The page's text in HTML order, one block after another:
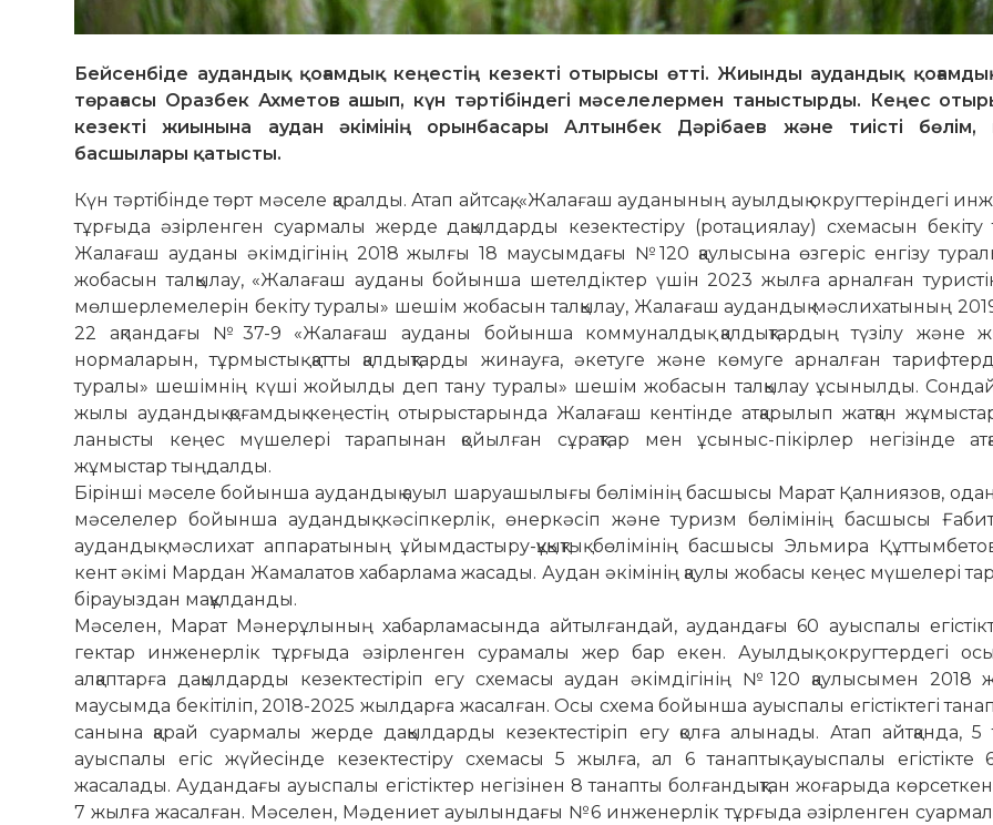
Бейсенбіде аудандық қоғамдық кеңестің кезекті отырысы өтті. Жиынды аудандық
төрағасы Оразбек Ахметов ашып, күн тәртібіндегі мәселелермен таныстырды. Кеңес
кезекті жиынына аудан әкімінің орынбасары Алтынбек Дәрібаев және тиісті бөлім,
басшылары қатысты.
Күн тәртібінде төрт мәселе қаралды. Атап айтсақ, «Жалағаш ауданының ауылдық округтеріндегі
тұр­ғыда әзірленген суармалы жерде да­қыл­­дарды кезектестіру (ротациялау) схемасын бекіту
Жалағаш ау­даны әкімдігінің 2018 жылғы 18 мау­сым­дағы №120 қаулысына өзгеріс ен­гізу
жобасын талқылау, «Жалағаш ауданы бойынша шетелдіктер үшін 2023 жылға арналған
мөлшерлемелерін бекіту туралы» шешім жобасын талқылау, Жалағаш аудандық мәслихатының
22 ақпандағы №37-9 «Жалағаш ауданы бойынша коммуналдық қалдықтардың түзілу және
нормаларын, тұр­мыстық қатты қалдықтарды жинау­ға, әке­туге және көмуге арналған
туралы» шешімнің күші жой­ылды деп тану туралы» шешім жо­басын талқылау ұсынылды.
жылы аудандық қоғамдық кеңестің отырыстарында Жалағаш кен­тінде ат­қа­рылып жатқан
ланысты кеңес мүшелері тарапынан қойылған сұ­рақтар мен ұсыныс-пікір­лер негізінде
жұмыстар тың­дал­ды.
Бірінші мәселе бойынша аудандық ауыл шаруашылығы бөлімінің басшысы Марат Қалниязов, одан
мәселелер бойынша аудандық кәсіпкерлік, өнеркәсіп және туризм бөлімінің басшысы
аудандық мәслихат аппаратының ұйымдастыру-құқықтық бөлімінің бас­шысы Эльмира
кент әкімі Мардан Жамалатов хабарлама жасады. Аудан әкімінің қаулы жобасы кеңес мүшелері
бірауыздан мақұлданды.
Мәселен, Марат Мәнерұлының ха­бар­­­ламасында айтылғандай, аудан­дағы 60 ауыспалы
гектар инженерлік тұрғыда әзірленген сурамалы жер бар екен. Ауылдық округтердегі осы
алқаптарға дақылдарды кезектестіріп егу схемасы аудан әкімдігінің №120 қаулысымен 2018
маусымда бекітіліп, 2018-2025 жылдарға жасалған. Осы схема бойынша ауыспалы егістіктегі
са­нына қарай суармалы жерде дақыл­дарды кезектестіріп егу қолға алы­нады. Атап айтқанда, 5
ауыспалы егіс жүйесінде кезектестіру схемасы 5 жылға, ал 6 танаптық ауыспалы егістікте
жасалады. Аудандағы ауыспалы егістіктер негізінен 8 танапты болғандықтан жоғарыда
7 жылға жасалған. Мәселен, Мәдениет ауылындағы №6 инженерлік тұрғыда әзірленген